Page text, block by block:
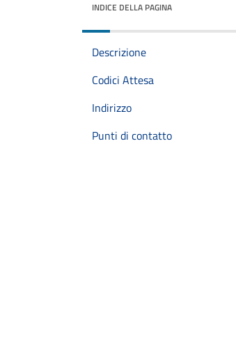
INDICE DELLA PAGINA
Descrizione
Codici Attesa
Indirizzo
Punti di contatto